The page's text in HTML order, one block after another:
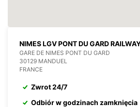
NIMES LGV PONT DU GARD
GARE DE NIMES PONT DU GARD
30129 MANDUEL
FRANCE
Zwrot 24/7
Odbiór w godzinach zamknięcia